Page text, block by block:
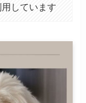
しています